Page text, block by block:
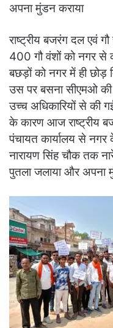
अपना मुंडन कराया
राष्ट्रीय बजरंग दल एवं
400 गौ वंशों को नगर से
बछड़ों को नगर में ही
उस पर बसना सीएमओ की
उच्च अधिकारियों से की
के कारण आज राष्ट्रीय
पंचायत कार्यालय से नगर
नारायण सिंह चौक तक
पुतला जलाया और अपना